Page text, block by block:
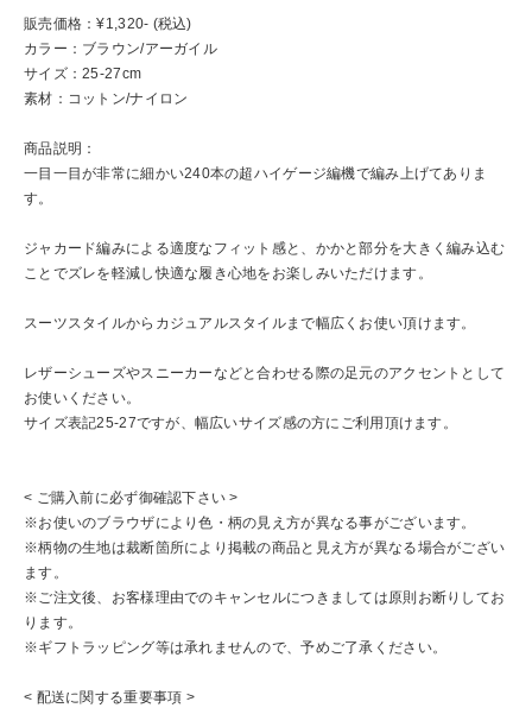
販売価格：¥1,320- (税込)
カラー：ブラウン/アーガイル
サイズ：25-27cm
素材：コットン/ナイロン
商品説明：
一目一目が非常に細かい240本の超ハイゲージ編機で編み上げてありま
す。
ジャカード編みによる適度なフィット感と、かかと部分を大きく編み込む
ことでズレを軽減し快適な履き心地をお楽しみいただけます。
スーツスタイルからカジュアルスタイルまで幅広くお使い頂けます。
レザーシューズやスニーカーなどと合わせる際の足元のアクセントとして
お使いください。
サイズ表記25-27ですが、幅広いサイズ感の方にご利用頂けます。
< ご購入前に必ず御確認下さい >
※お使いのブラウザにより色・柄の見え方が異なる事がございます。
※柄物の生地は裁断箇所により掲載の商品と見え方が異なる場合がござい
ます。
※ご注文後、お客様理由でのキャンセルにつきましては原則お断りしてお
ります。
※ギフトラッピング等は承れませんので、予めご了承ください。
< 配送に関する重要事項 >